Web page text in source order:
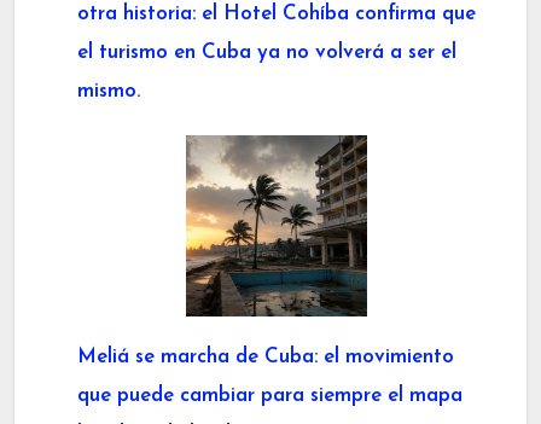
otra historia: el Hotel Cohíba confirma que
el turismo en Cuba ya no volverá a ser el
mismo.
Meliá se marcha de Cuba: el movimiento
que puede cambiar para siempre el mapa